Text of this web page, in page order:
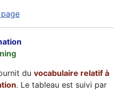
du vocabulaire relatif à
. Le tableau est suivi par